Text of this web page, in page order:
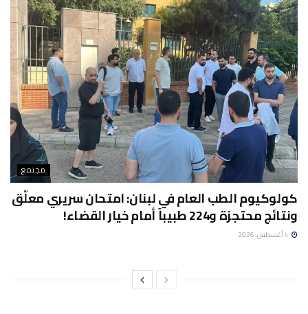
مجتمع
كولوكيوم الطب العام في لبنان: امتحان سريري معلّق
ونتائج محتجزة و224 طبيباً أمام خيار القضاء!